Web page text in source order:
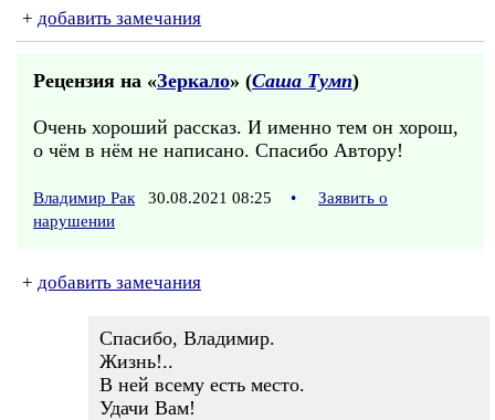
+ добавить замечания
Рецензия на «Зеркало» (Саша Тумп)
Очень хороший рассказ. И именно тем он хорош,
о чём в нём не написано. Спасибо Автору!
Владимир Рак 30.08.2021 08:25 •
Заявить о
нарушении
+ добавить замечания
Спасибо, Владимир.
Жизнь!..
В ней всему есть место.
Удачи Вам!